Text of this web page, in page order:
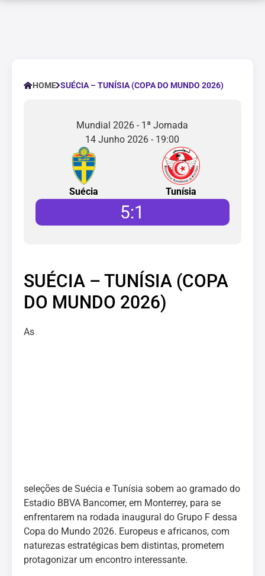
HOME SUÉCIA – TUNÍSIA (COPA DO MUNDO 2026)
Mundial 2026 - 1ª Jornada
14 Junho 2026 - 19:00
Suécia Tunísia
5:1
SUÉCIA – TUNÍSIA (COPA
DO MUNDO 2026)
As
seleções de Suécia e Tunísia sobem ao gramado do
Estadio BBVA Bancomer, em Monterrey, para se
enfrentarem na rodada inaugural do Grupo F dessa
Copa do Mundo 2026. Europeus e africanos, com
naturezas estratégicas bem distintas, prometem
protagonizar um encontro interessante.